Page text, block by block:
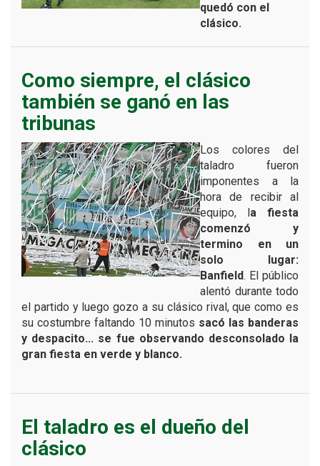
quedó con el
clásico.
Como siempre, el clásico
también se ganó en las
tribunas
Los colores del
taladro fueron
imponentes a la
hora de recibir al
equipo, l a fiesta
comenzó y
termino en un
solo lugar:
Banfield. El público
alentó durante todo
el partido y luego gozo a su clásico rival, que como es
su costumbre faltando 10 minutos sacó las banderas
y despacito... se fue observando desconsolado la
gran fiesta en verde y blanco.
El taladro es el dueño del
clásico